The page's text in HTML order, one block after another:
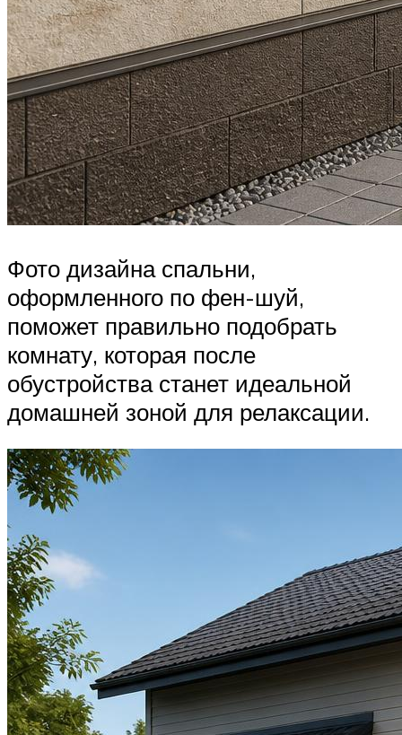
Фото дизайна спальни,
оформленного по фен-шуй,
поможет правильно подобрать
комнату, которая после
обустройства станет идеальной
домашней зоной для релаксации.